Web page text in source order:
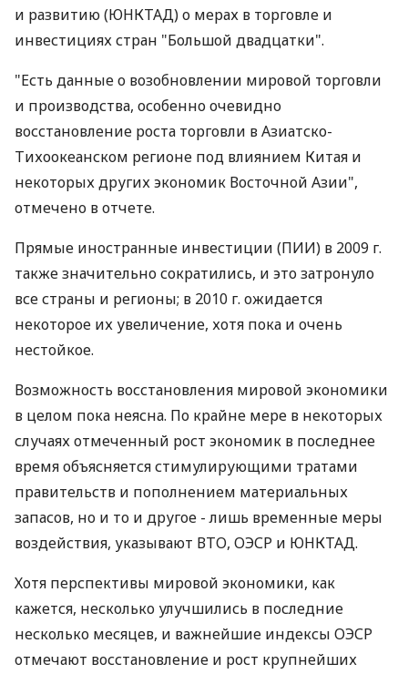
и развитию (ЮНКТАД) о мерах в торговле и
инвестициях стран "Большой двадцатки".
"Есть данные о возобновлении мировой торговли
и производства, особенно очевидно
восстановление роста торговли в Азиатско-
Тихоокеанском регионе под влиянием Китая и
некоторых других экономик Восточной Азии",
отмечено в отчете.
Прямые иностранные инвестиции (ПИИ) в 2009 г.
также значительно сократились, и это затронуло
все страны и регионы; в 2010 г. ожидается
некоторое их увеличение, хотя пока и очень
нестойкое.
Возможность восстановления мировой экономики
в целом пока неясна. По крайне мере в некоторых
случаях отмеченный рост экономик в последнее
время объясняется стимулирующими тратами
правительств и пополнением материальных
запасов, но и то и другое - лишь временные меры
воздействия, указывают ВТО, ОЭСР и ЮНКТАД.
Хотя перспективы мировой экономики, как
кажется, несколько улучшились в последние
несколько месяцев, и важнейшие индексы ОЭСР
отмечают восстановление и рост крупнейших